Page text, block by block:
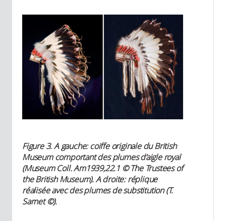
Figure 3. A gauche: coiffe originale du British
Museum comportant des plumes d’aigle royal
(Museum Coll. Am1939,22.1 © The Trustees of
the British Museum). A droite: réplique
réalisée avec des plumes de substitution (T.
Sarnet ©).